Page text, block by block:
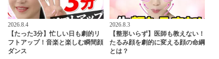
2026.8.4
【たった3分】忙しい日も劇的リ
フトアップ！音楽と楽しむ瞬間顔
ダンス
2026.8.3
【整形いらず】医師も教えない！
たるみ顔を劇的に変える顔の命綱
とは？